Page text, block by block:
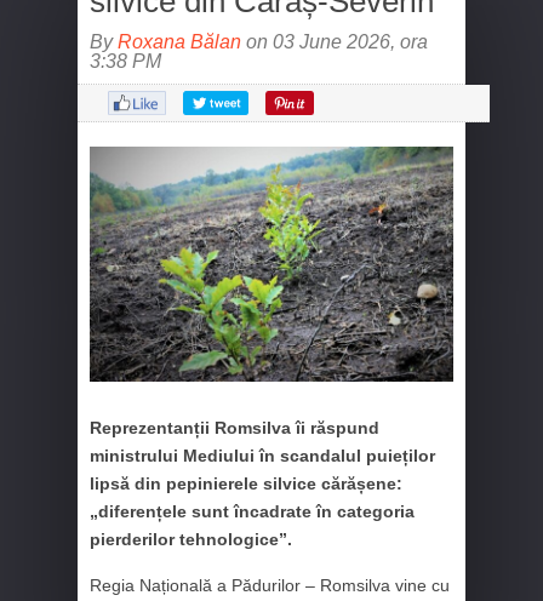
ByRoxana Bălan on 03 June 2026, ora
3:38 PM
Reprezentanții Romsilva îi răspund
ministrului Mediului în scandalul puieților
lipsă din pepinierele silvice cărășene:
„diferențele sunt încadrate în categoria
pierderilor tehnologice”.
Regia Națională a Pădurilor – Romsilva vine cu